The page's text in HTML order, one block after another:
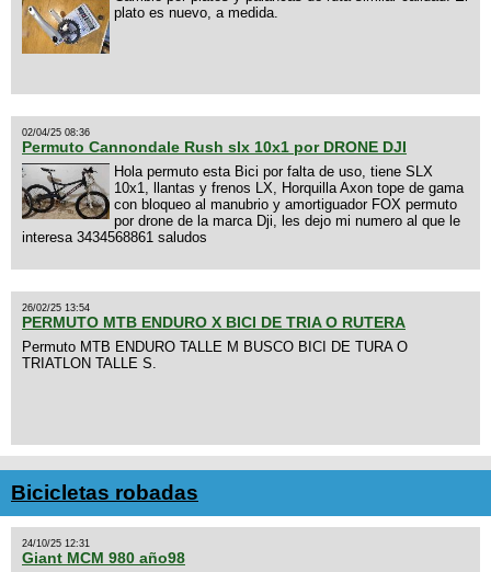
plato es nuevo, a medida.
02/04/25 08:36
Permuto Cannondale Rush slx 10x1 por DRONE DJI
Hola permuto esta Bici por falta de uso, tiene SLX
10x1, llantas y frenos LX, Horquilla Axon tope de gama
con bloqueo al manubrio y amortiguador FOX permuto
por drone de la marca Dji, les dejo mi numero al que le
interesa 3434568861 saludos
26/02/25 13:54
PERMUTO MTB ENDURO X BICI DE TRIA O RUTERA
Permuto MTB ENDURO TALLE M BUSCO BICI DE TURA O
TRIATLON TALLE S.
Bicicletas robadas
24/10/25 12:31
Giant MCM 980 año98